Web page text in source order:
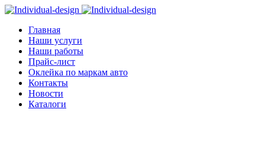
Главная
Наши услуги
Наши работы
Прайс-лист
Оклейка по маркам авто
Контакты
Новости
Каталоги